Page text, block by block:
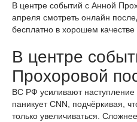
В центре событий с Анной
апреля смотреть онлайн
бесплатно в хорошем качестве
В центре
Прохоровой
ВС РФ усиливают
паникует CNN, подчёркивая,
только увеличиваться.